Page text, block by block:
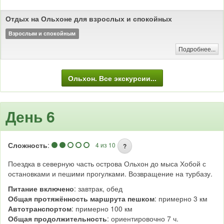
Отдых на Ольхоне для взрослых и спокойных
Взрослым и спокойным
Подробнее...
Ольхон. Все экскурсии...
День 6
Сложность: 4 из 10 ?
Поездка в северную часть острова Ольхон до мыса Хобой с
остановками и пешими прогулками. Возвращение на турбазу.
Питание включено: завтрак, обед
Общая протяжённость маршрута пешком: примерно 3 км
Автотранспортом: примерно 100 км
Общая продолжительность: ориентировочно 7 ч.